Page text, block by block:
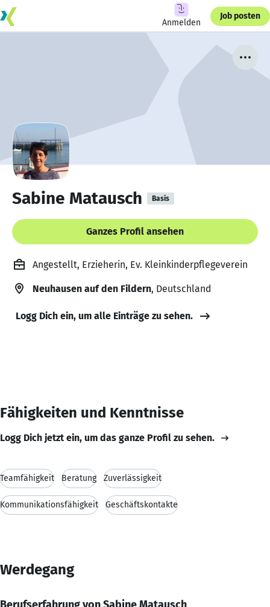
Anmelden
Job posten
Sabine Matausch Basis
Ganzes Profil ansehen
Angestellt, Erzieherin, Ev. Kleinkinderpflegeverein
Neuhausen auf den Fildern, Deutschland
Logg Dich ein, um alle Einträge zu sehen.
Fähigkeiten und Kenntnisse
Logg Dich jetzt ein, um das ganze Profil zu sehen.
Teamfähigkeit Beratung Zuverlässigkeit
Kommunikationsfähigkeit Geschäftskontakte
Werdegang
Berufserfahrung von Sabine Matausch